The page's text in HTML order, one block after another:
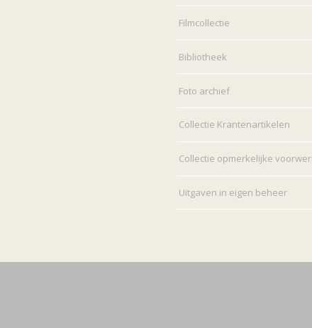
Filmcollectie
Bibliotheek
Foto archief
Collectie Krantenartikelen
Collectie opmerkelijke
Uitgaven in eigen beheer